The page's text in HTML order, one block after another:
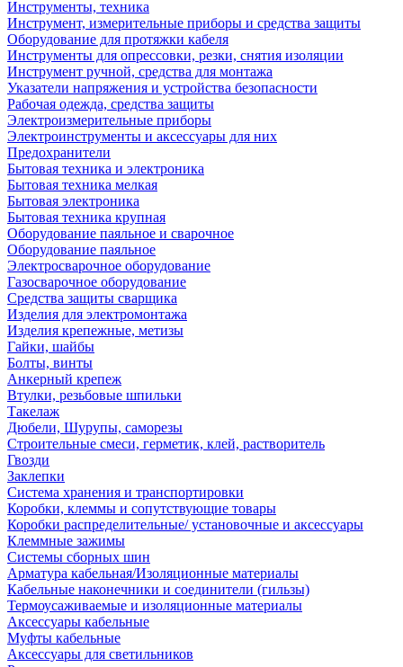
Инструменты, техника
Инструмент, измерительные приборы и средства защиты
Оборудование для протяжки кабеля
Инструменты для опрессовки, резки, снятия изоляции
Инструмент ручной, средства для монтажа
Указатели напряжения и устройства безопасности
Рабочая одежда, средства защиты
Электроизмерительные приборы
Электроинструменты и аксессуары для них
Предохранители
Бытовая техника и электроника
Бытовая техника мелкая
Бытовая электроника
Бытовая техника крупная
Оборудование паяльное и сварочное
Оборудование паяльное
Электросварочное оборудование
Газосварочное оборудование
Средства защиты сварщика
Изделия для электромонтажа
Изделия крепежные, метизы
Гайки, шайбы
Болты, винты
Анкерный крепеж
Втулки, резьбовые шпильки
Такелаж
Дюбели, Шурупы, саморезы
Строительные смеси, герметик, клей, растворитель
Гвозди
Заклепки
Система хранения и транспортировки
Коробки, клеммы и сопутствующие товары
Коробки распределительные/ установочные и аксессуары
Клеммные зажимы
Системы сборных шин
Арматура кабельная/Изоляционные материалы
Кабельные наконечники и соединители (гильзы)
Термоусаживаемые и изоляционные материалы
Аксессуары кабельные
Муфты кабельные
Аксессуары для светильников